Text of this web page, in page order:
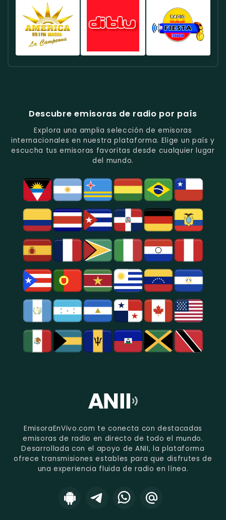
Deportes
Y
Fútbol
Quito.
Actuales
En
Música
Quito.
Canela
Ecuador
Música
Tropical
Y
Ecuador
-
Programas
Quito
Ecuador
-
Emisora
Con
Música
Del
Recuerdo
En
Quito.
Estación
De
Los
Deportes
En
Guayaquil.
Populares
Y
Folclore
En
Azogues.
Descubre emisoras de radio por país
Explora una amplia selección de emisoras
internacionales en nuestra plataforma. Elige un país y
escucha tus emisoras favoritas desde cualquier lugar
del mundo.
EmisoraEnVivo.com te conecta con destacadas
emisoras de radio en directo de todo el mundo.
Desarrollada con el apoyo de ANII, la plataforma
ofrece transmisiones estables para que disfrutes de
una experiencia fluida de radio en línea.